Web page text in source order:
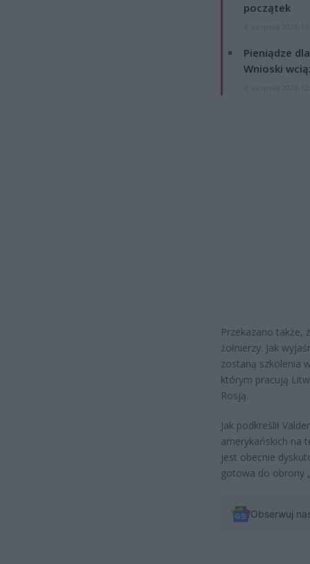
początek
Pieniądze
Wnioski
Przekazano także,
żołnierzy. Jak
zostaną szkolenia
którym pracują
Rosją.
Jak podkreślił
amerykańskich na
jest obecnie
gotowa do obrony
Obserwuj